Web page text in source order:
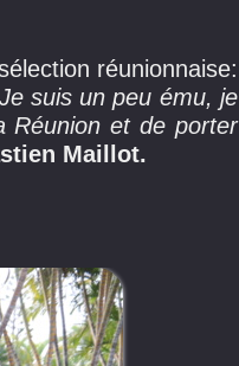
réunionnaise:
suis un peu ému, je
Réunion et de porter
Maillot.